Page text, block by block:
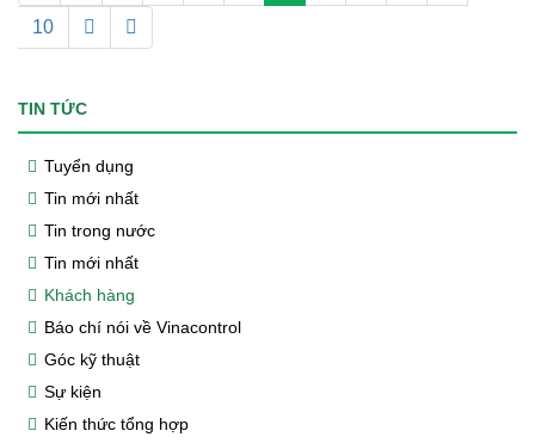
10
TIN TỨC
Tuyển dụng
Tin mới nhất
Tin trong nước
Tin mới nhất
Khách hàng
Báo chí nói về Vinacontrol
Góc kỹ thuật
Sự kiện
Kiến thức tổng hợp